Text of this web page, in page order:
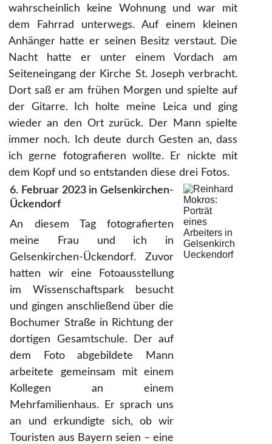
wahrscheinlich keine Wohnung und war mit
dem Fahrrad unterwegs. Auf einem kleinen
Anhänger hatte er seinen Besitz verstaut. Die
Nacht hatte er unter einem Vordach am
Seiteneingang der Kirche St. Joseph verbracht.
Dort saß er am frühen Morgen und spielte auf
der Gitarre. Ich holte meine Leica und ging
wieder an den Ort zurück. Der Mann spielte
immer noch. Ich deute durch Gesten an, dass
ich gerne fotografieren wollte. Er nickte mit
dem Kopf und so entstanden diese drei Fotos.
6. Februar 2023 in Gelsenkirchen-
Ückendorf
An diesem Tag fotografierten
meine Frau und ich in
Gelsenkirchen-Ückendorf. Zuvor
hatten wir eine Fotoausstellung
im Wissenschaftspark besucht
und gingen anschließend über die
Bochumer Straße in Richtung der
dortigen Gesamtschule. Der auf
dem Foto abgebildete Mann
arbeitete gemeinsam mit einem
Kollegen an einem
Mehrfamilienhaus. Er sprach uns
an und erkundigte sich, ob wir
Touristen aus Bayern seien – eine